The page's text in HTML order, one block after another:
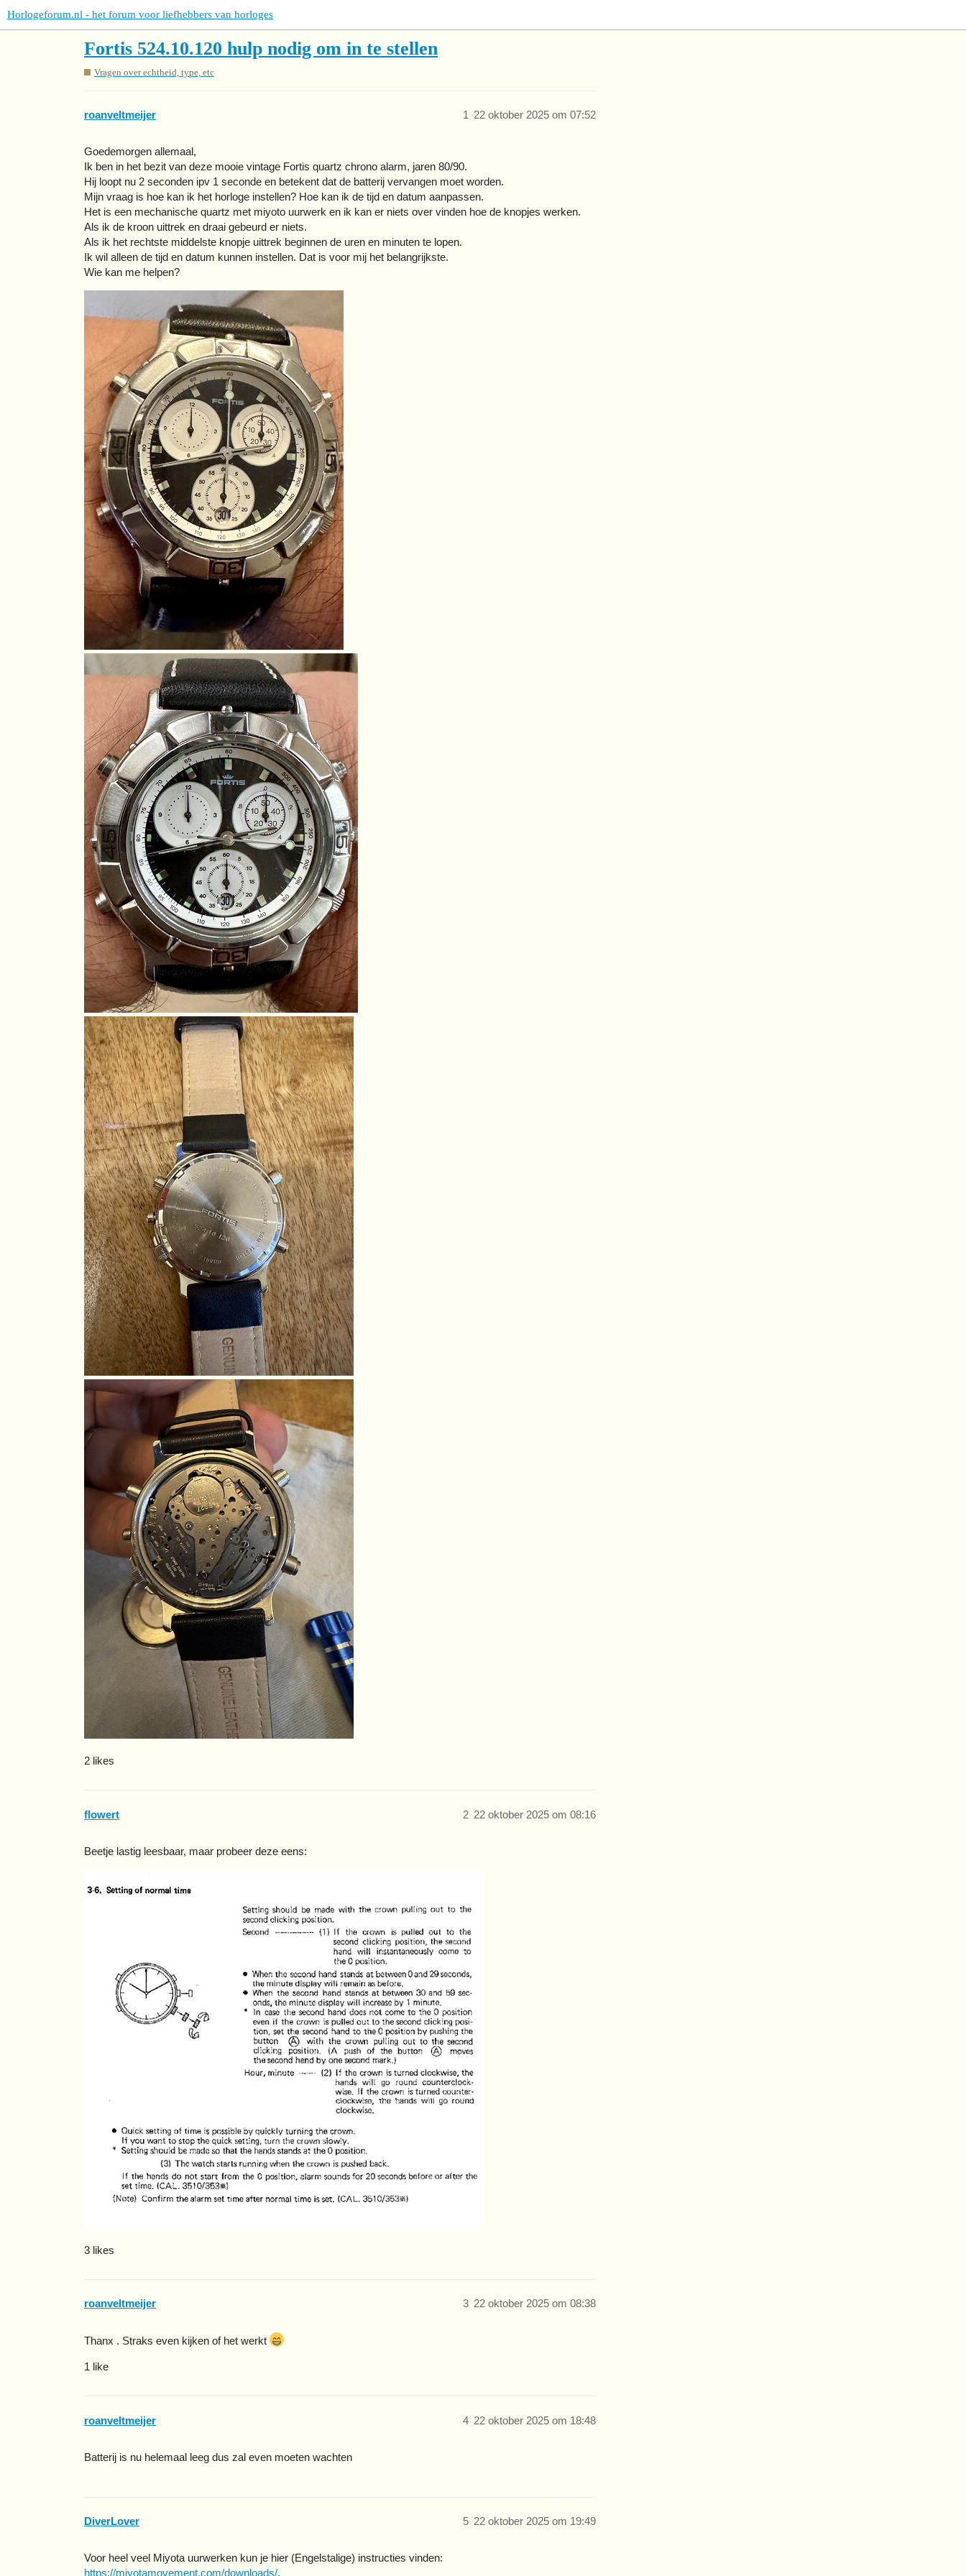
Horlogeforum.nl - het forum voor liefhebbers van horloges
Fortis 524.10.120 hulp nodig om in te stellen
Vragen over echtheid, type, etc
roanveltmeijer 22 oktober 2025 om 07:52
1
Goedemorgen allemaal,
Ik ben in het bezit van deze mooie vintage Fortis quartz chrono alarm, jaren 80/90.
Hij loopt nu 2 seconden ipv 1 seconde en betekent dat de batterij vervangen moet worden.
Mijn vraag is hoe kan ik het horloge instellen? Hoe kan ik de tijd en datum aanpassen.
Het is een mechanische quartz met miyoto uurwerk en ik kan er niets over vinden hoe de knopjes werken.
Als ik de kroon uittrek en draai gebeurd er niets.
Als ik het rechtste middelste knopje uittrek beginnen de uren en minuten te lopen.
Ik wil alleen de tijd en datum kunnen instellen. Dat is voor mij het belangrijkste.
Wie kan me helpen?
2 likes
flowert 22 oktober 2025 om 08:16
2
Beetje lastig leesbaar, maar probeer deze eens:
3 likes
roanveltmeijer 22 oktober 2025 om 08:38
3
Thanx . Straks even kijken of het werkt
1 like
roanveltmeijer 22 oktober 2025 om 18:48
4
Batterij is nu helemaal leeg dus zal even moeten wachten
DiverLover 22 oktober 2025 om 19:49
5
Voor heel veel Miyota uurwerken kun je hier (Engelstalige) instructies vinden:
https://miyotamovement.com/downloads/.